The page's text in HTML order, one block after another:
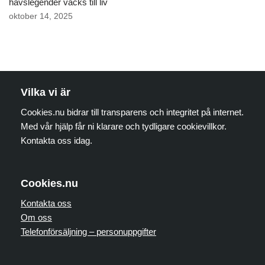
havslegender väcks till liv
oktober 14, 2025
Vilka vi är
Cookies.nu bidrar till transparens och integritet på internet.
Med vår hjälp får ni klarare och tydligare cookievillkor.
Kontakta oss idag.
Cookies.nu
Kontakta oss
Om oss
Telefonförsäljning – personuppgifter